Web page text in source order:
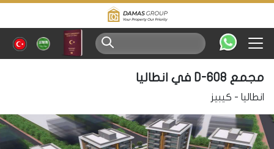
مجمع D-608 في انطاليا
انطاليا - كيبيز